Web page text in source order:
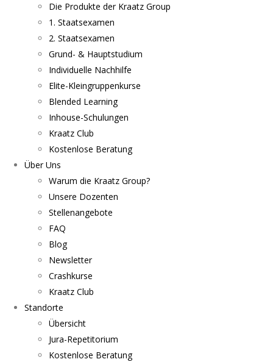
Die Produkte der Kraatz Group
1. Staatsexamen
2. Staatsexamen
Grund- & Hauptstudium
Individuelle Nachhilfe
Elite-Kleingruppenkurse
Blended Learning
Inhouse-Schulungen
Kraatz Club
Kostenlose Beratung
Über Uns
Warum die Kraatz Group?
Unsere Dozenten
Stellenangebote
FAQ
Blog
Newsletter
Crashkurse
Kraatz Club
Standorte
Übersicht
Jura-Repetitorium
Kostenlose Beratung